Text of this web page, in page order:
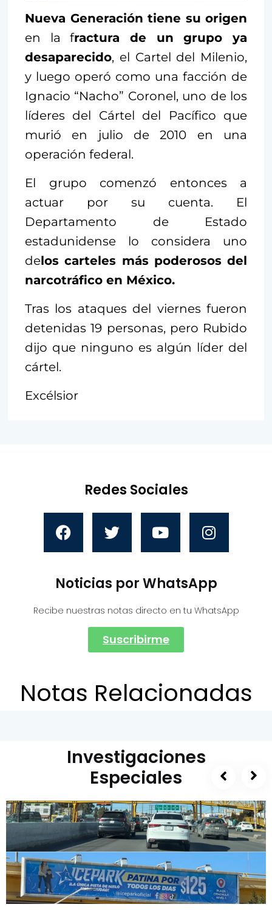
Nueva Generación tiene su origen
en la fractura de un grupo ya
desaparecido, el Cartel del Milenio,
y luego operó como una facción de
Ignacio “Nacho” Coronel, uno de los
líderes del Cártel del Pacífico que
murió en julio de 2010 en una
operación federal.
El grupo comenzó entonces a
actuar por su cuenta. El
Departamento de Estado
estadunidense lo considera uno
delos carteles más poderosos del
narcotráfico en México.
Tras los ataques del viernes fueron
detenidas 19 personas, pero Rubido
dijo que ninguno es algún líder del
cártel.
Excélsior
Redes Sociales
Noticias por WhatsApp
Recibe nuestras notas directo en tu WhatsApp
Suscribirme
Notas Relacionadas
Investigaciones
Especiales